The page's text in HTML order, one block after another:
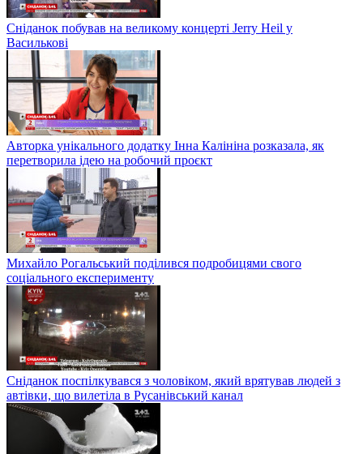
Сніданок побував на великому концерті Jerry Heil у
Василькові
Авторка унікального додатку Інна Калініна розказала, як
перетворила ідею на робочий проєкт
Михайло Рогальський поділився подробицями свого
соціального експерименту
Сніданок поспілкувався з чоловіком, який врятував людей з
автівки, що вилетіла в Русанівський канал